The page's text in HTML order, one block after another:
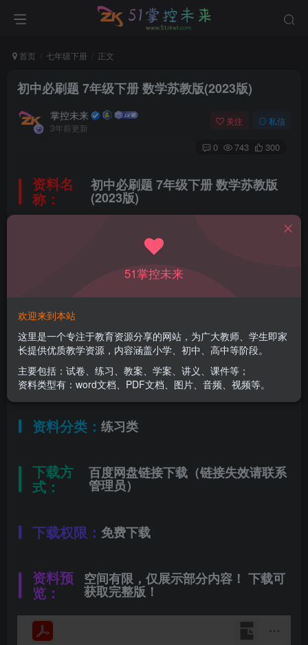
首页 七年级下册 正文
初中必刷题 7年级下册 数学苏教版(2023版)
掌控未来
3年前更新
关注 私信
0 743 300
资料名
称：
初中必刷题 7年级下册 数学苏教版
(2023版)
适用年级：七年级下册
文件类型：高清PDF
资料分类： 练习类
下载方
式：
百度网盘链接下载（链接失效请联系
管理员）
下载权限： 免费下载
资料预
览：
空间有限，仅展示部分内容！ 下载可
获取完整版！
51掌控未来
欢迎来到本站
这里是一个专注于教育资源分享的网站，为广大教师、学生即家
长提供优质教学资源，内容涵盖小学、初中、高中等阶段。
主要包括：试卷、练习、教案、学案、讲义、课件等；
资料类型有：word文档、PDF文档、图片、音频、视频等。